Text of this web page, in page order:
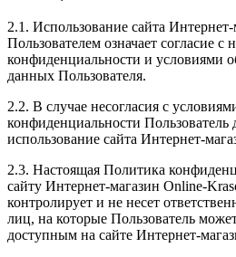
2.1. Использование сайта
Пользователем означает согласие
конфиденциальности и условиями
данных Пользователя.
2.2. В случае несогласия с
конфиденциальности Пользователь
использование сайта Интернет-
2.3. Настоящая Политика
сайту Интернет-магазин Online-
контролирует и не несет
лиц, на которые Пользователь
доступным на сайте Интернет-